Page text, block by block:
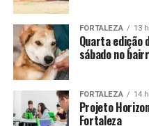
FORTALEZA 13
Quarta edição
sábado no
FORTALEZA 14
Projeto
Fortaleza